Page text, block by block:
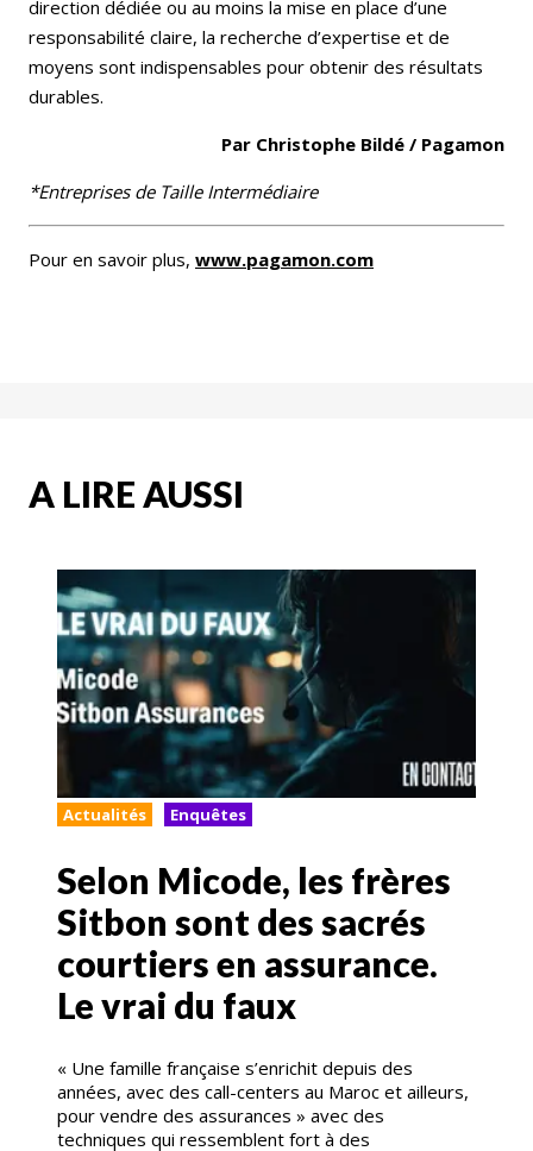
direction dédiée ou au moins la mise en place d’une
responsabilité claire, la recherche d’expertise et de
moyens sont indispensables pour obtenir des résultats
durables.
Par Christophe Bildé / Pagamon
*Entreprises de Taille Intermédiaire
Pour en savoir plus, www.pagamon.com
A LIRE AUSSI
Actualités Enquêtes
Selon Micode, les frères
Sitbon sont des sacrés
courtiers en assurance.
Le vrai du faux
« Une famille française s’enrichit depuis des
années, avec des call-centers au Maroc et ailleurs,
pour vendre des assurances » avec des
techniques qui ressemblent fort à des